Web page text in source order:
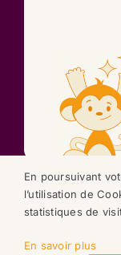
©2026
En poursuivant
l’utilisation de
statistiques de
En savoir plus